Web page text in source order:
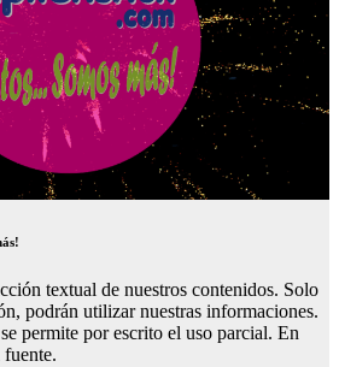
textual de nuestros contenidos. Solo
podrán utilizar nuestras informaciones.
permite por escrito el uso parcial. En
fuente.